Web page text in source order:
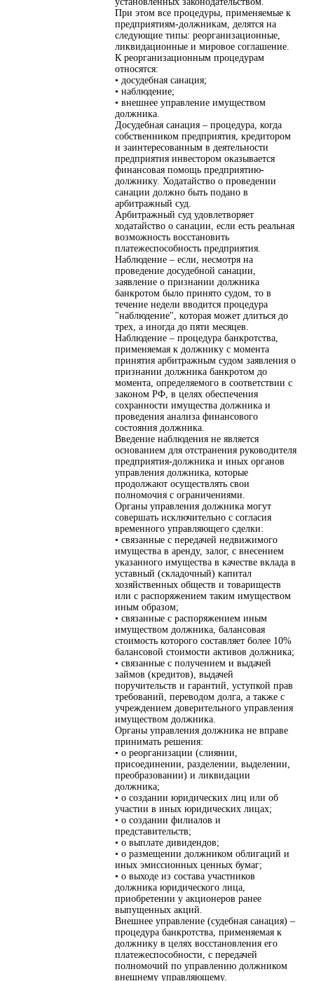
При этом все процедуры, применяемые к
предприятиям-должникам, делятся на
следующие типы: реорганизационные,
ликвидационные и мировое соглашение.
К реорганизационным процедурам
относятся:
• досудебная санация;
• наблюдение;
• внешнее управление имуществом
должника.
Досудебная санация – процедура, когда
собственником предприятия, кредитором
и заинтересованным в деятельности
предприятия инвестором оказывается
финансовая помощь предприятию-
должнику. Ходатайство о проведении
санации должно быть подано в
арбитражный суд.
Арбитражный суд удовлетворяет
ходатайство о санации, если есть реальная
возможность восстановить
платежеспособность предприятия.
Наблюдение – если, несмотря на
проведение досудебной санации,
заявление о признании должника
банкротом было принято судом, то в
течение недели вводится процедура
"наблюдение", которая может длиться до
трех, а иногда до пяти месяцев.
Наблюдение – процедура банкротства,
применяемая к должнику с момента
принятия арбитражным судом заявления о
признании должника банкротом до
момента, определяемого в соответствии с
законом РФ, в целях обеспечения
сохранности имущества должника и
проведения анализа финансового
состояния должника.
Введение наблюдения не является
основанием для отстранения руководителя
предприятия-должника и иных органов
управления должника, которые
продолжают осуществлять свои
полномочия с ограничениями.
Органы управления должника могут
совершать исключительно с согласия
временного управляющего сделки:
• связанные с передачей недвижимого
имущества в аренду, залог, с внесением
указанного имущества в качестве вклада в
уставный (складочный) капитал
хозяйственных обществ и товариществ
или с распоряжением таким имуществом
иным образом;
• связанные с распоряжением иным
имуществом должника, балансовая
стоимость которого составляет более 10%
балансовой стоимости активов должника;
• связанные с получением и выдачей
займов (кредитов), выдачей
поручительств и гарантий, уступкой прав
требований, переводом долга, а также с
учреждением доверительного управления
имуществом должника.
Органы управления должника не вправе
принимать решения:
• о реорганизации (слиянии,
присоединении, разделении, выделении,
преобразовании) и ликвидации
должника;
• о создании юридических лиц или об
участии в иных юридических лицах;
• о создании филиалов и
представительств;
• о выплате дивидендов;
• о размещении должником облигаций и
иных эмиссионных ценных бумаг;
• о выходе из состава участников
должника юридического лица,
приобретении у акционеров ранее
выпущенных акций.
Внешнее управление (судебная санация) –
процедура банкротства, применяемая к
должнику в целях восстановления его
платежеспособности, с передачей
полномочий по управлению должником
внешнему управляющему.